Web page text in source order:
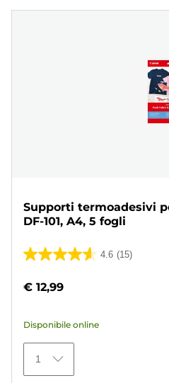
Supporti termoadesivi
DF-101, A4, 5 fogli
4.6 (15)
4.6
5
15
recensioni
€ 12,99
Disponibile online
1